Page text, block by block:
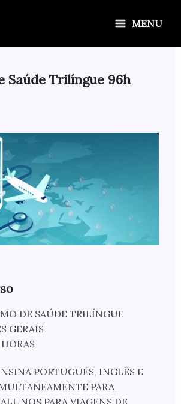
MENU
Saúde Trilíngue 96h
DE SAÚDE TRILÍNGUE
GERAIS
PORTUGUÊS, INGLÊS E
PARA
ALUNOS PARA VIAGENS DE